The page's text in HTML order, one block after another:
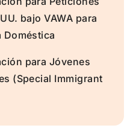
bajo VAWA para
Doméstica
para Jóvenes
(Special Immigrant